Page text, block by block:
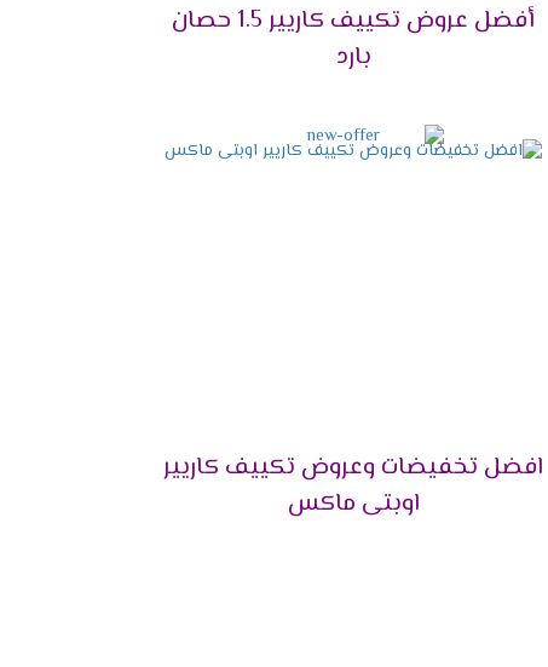
أثناء تشغيل الجهاز كما أن تتميز تلك
للهواء المكيف أعلى وأسفل الغرفه لكى
أفضل عروض تكييف كاريير 1.5 حصان
بارد
افضل تخفيضات وعروض تكييف كاريير
اوبتى ماكس